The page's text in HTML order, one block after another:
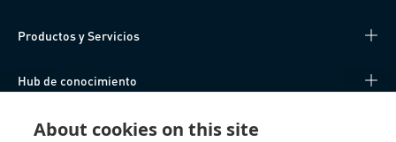
About cookies on this site
Productos y Servicios
Hub de conocimiento
Acceso Directo